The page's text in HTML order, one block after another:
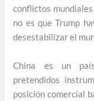
conflictos
no es que Trump
desestabilizar el
China es un
pretendidos
posición comercial